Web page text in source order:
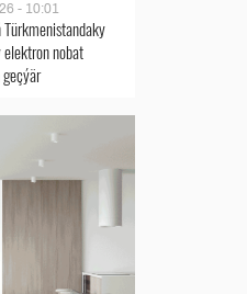
- 10:01
nobat